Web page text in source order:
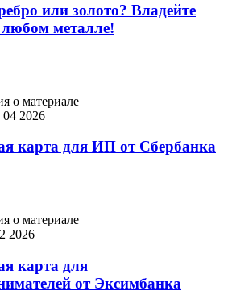
или золото? Владейте
любом металле!
о материале
2026
карта для ИП от Сбербанка
о материале
2026
карта для
от Эксимбанка